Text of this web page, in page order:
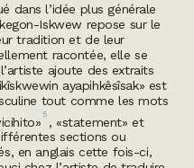
dans l’idée plus générale
Iskwew repose sur le
tradition et de leur
racontée, elle se
ajoute des extraits
ayapihkêsîsak» est
tout comme les mots
5
, «statement» et
sections ou
en anglais cette fois-ci,